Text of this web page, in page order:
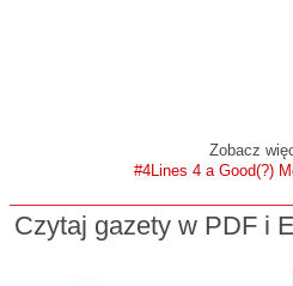
Zobacz
#4Lines 4 a Good(?)
Czytaj gazety w PDF i